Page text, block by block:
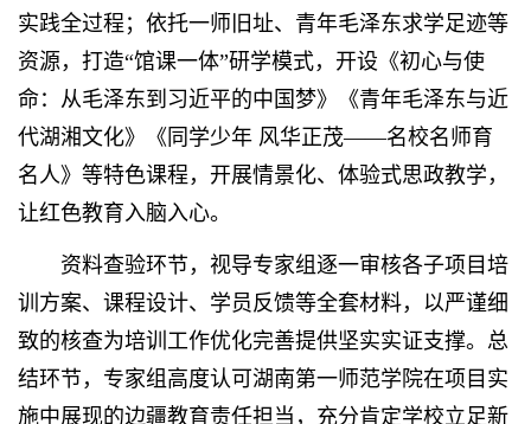
实践全过程；依托一师旧址、青年毛泽东求学足迹等
资源，打造“馆课一体”研学模式，开设《初心与使
命：从毛泽东到习近平的中国梦》《青年毛泽东与近
代湖湘文化》《同学少年 风华正茂——名校名师育
名人》等特色课程，开展情景化、体验式思政教学，
让红色教育入脑入心。
资料查验环节，视导专家组逐一审核各子项目培
训方案、课程设计、学员反馈等全套材料，以严谨细
致的核查为培训工作优化完善提供坚实实证支撑。总
结环节，专家组高度认可湖南第一师范学院在项目实
施中展现的边疆教育责任担当，充分肯定学校立足新